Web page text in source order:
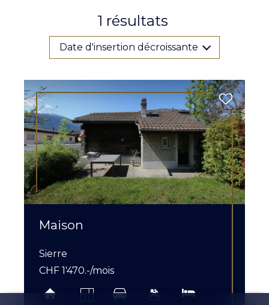
1 résultats
Date d'insertion décroissante
Maison
Sierre
CHF 1'470.-/mois